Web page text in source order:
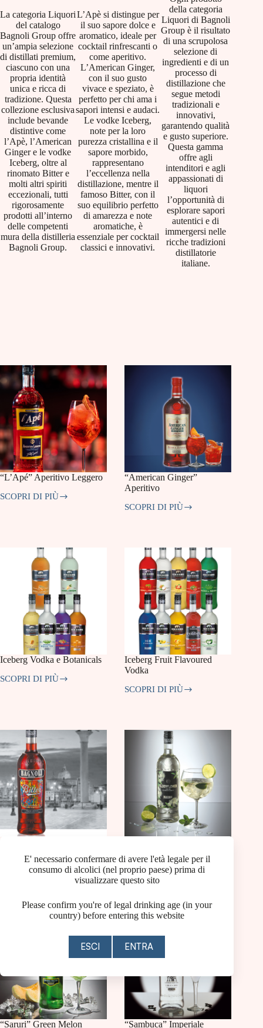
E' necessario confermare di avere l'età legale per il
consumo di alcolici (nel proprio paese) prima di
visualizzare questo sito
Please confirm you're of legal drinking age (in your
country) before entering this website
ESCI ENTRA
La categoria Liquori
del catalogo
Bagnoli Group offre
un’ampia selezione
di distillati premium,
ciascuno con una
propria identità
unica e ricca di
tradizione. Questa
collezione esclusiva
include bevande
distintive come
l’Apè, l’American
Ginger e le vodke
Iceberg, oltre al
rinomato Bitter e
molti altri spiriti
eccezionali, tutti
rigorosamente
prodotti all’interno
delle competenti
mura della distilleria
Bagnoli Group.
L’Apè si distingue per
il suo sapore dolce e
aromatico, ideale per
cocktail rinfrescanti o
come aperitivo.
L’American Ginger,
con il suo gusto
vivace e speziato, è
perfetto per chi ama i
sapori intensi e audaci.
Le vodke Iceberg,
note per la loro
purezza cristallina e il
sapore morbido,
rappresentano
l’eccellenza nella
distillazione, mentre il
famoso Bitter, con il
suo equilibrio perfetto
di amarezza e note
aromatiche, è
essenziale per cocktail
classici e innovativi.
della categoria
Liquori di Bagnoli
Group è il risultato
di una scrupolosa
selezione di
ingredienti e di un
processo di
distillazione che
segue metodi
tradizionali e
innovativi,
garantendo qualità
e gusto superiore.
Questa gamma
offre agli
intenditori e agli
appassionati di
liquori
l’opportunità di
esplorare sapori
autentici e di
immergersi nelle
ricche tradizioni
distillatorie
italiane.
“L’Apé” Aperitivo Leggero
SCOPRI DI PIÙ
“L’Apé”
“American Ginger”
Aperitivo
SCOPRI DI PIÙ
“American
Iceberg Vodka e Botanicals
SCOPRI DI PIÙ
Iceberg
Iceberg Fruit Flavoured
Vodka
SCOPRI DI PIÙ
Iceberg
SCOPRI DI PIÙ
“Bitter”
SCOPRI DI PIÙ
“Elderflower”
Liquore
Fiori
Di
“Saruri” Green Melon “Sambuca” Imperiale